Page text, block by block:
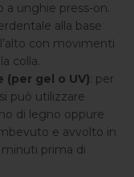
a unghie press-on.
alla base
con movimenti
colla.
gel o UV): per
può utilizzare
di legno oppure
e avvolto in
minuti prima di